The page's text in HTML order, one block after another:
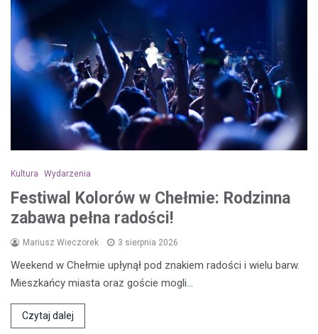
Kultura Wydarzenia
Festiwal Kolorów w Chełmie: Rodzinna
zabawa pełna radości!
Mariusz Wieczorek 3 sierpnia 2026
Weekend w Chełmie upłynął pod znakiem radości i wielu barw.
Mieszkańcy miasta oraz goście mogli…
Czytaj dalej